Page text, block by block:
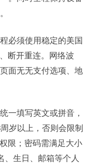
必须使用稳定的美国
断开重连。网络波
面无无支付选项、地
一填写英文或拼音，
岁以上，否则会限制
限；密码需满足大小
、生日、邮箱等个人